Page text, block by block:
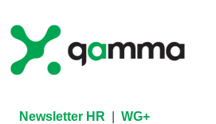
content
Newsletter HR WG+